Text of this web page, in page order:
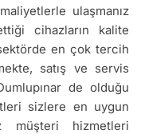
ulaşmanız
cihazların kalite
en çok tercih
satış ve servis
de olduğu
sizlere en uygun
müşteri hizmetleri